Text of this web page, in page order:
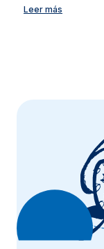
Leer más